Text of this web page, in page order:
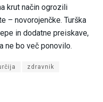
krut način ogrozili
– novorojenčke. Turška
in dodatne preiskave,
ne bo več ponovilo.
zdravnik